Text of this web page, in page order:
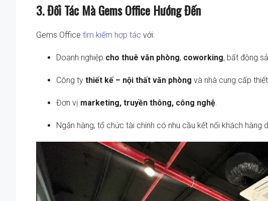
3. Đối Tác Mà Gems Office Hướng Đến
Gems Office tìm kiếm hợp tác với:
Doanh nghiệp cho thuê văn phòng, coworking, bất động
Công ty thiết kế – nội thất văn phòng và nhà cung cấp thiết
Đơn vị marketing, truyền thông, công nghệ
Ngân hàng, tổ chức tài chính có nhu cầu kết nối khách hàng